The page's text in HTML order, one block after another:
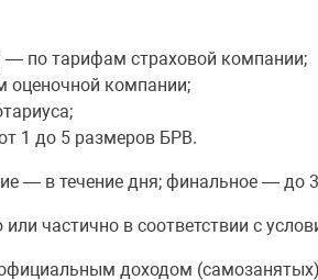
по тарифам страховой компании;
компании;
1 до 5 размеров БРВ.
— в течение дня; финальное — до
частично в соответствии с
доходом